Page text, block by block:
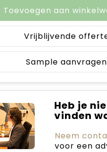
Toevoegen aan
Vrijblijvende
Sample aanvragen
Heb je
vinden
Neem
voor een